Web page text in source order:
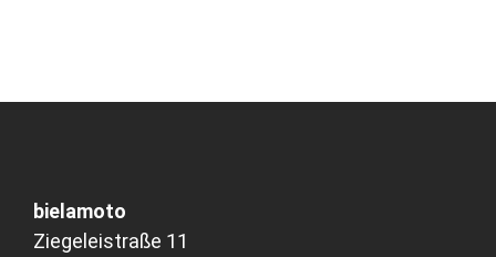
bielamoto
Ziegeleistraße 11